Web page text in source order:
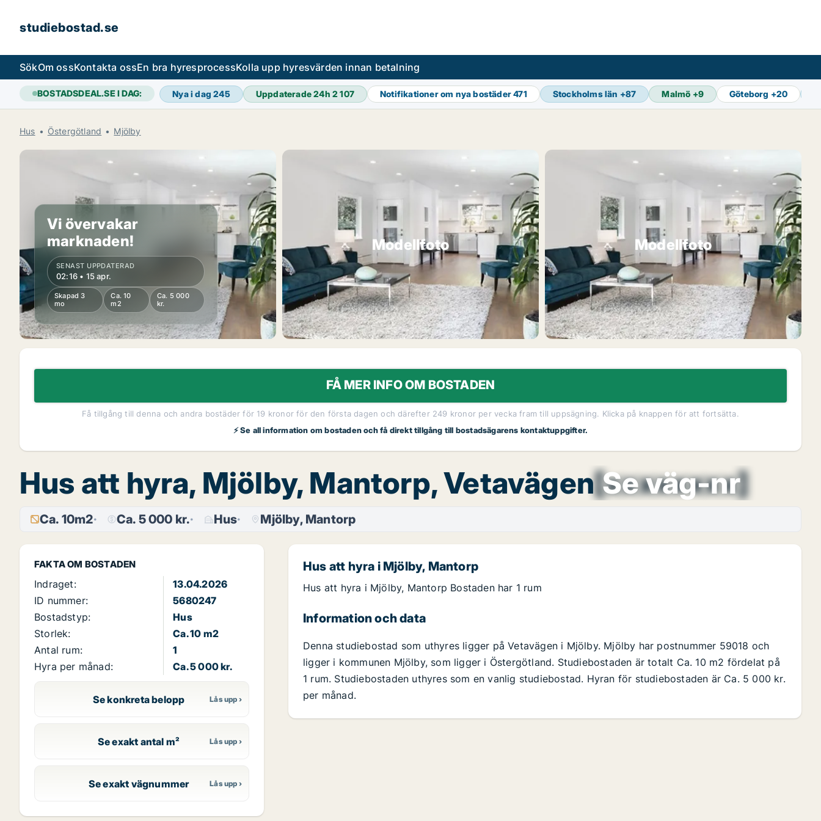
studiebostad.se
SökOm ossKontakta ossEn bra hyresprocessKolla upp hyresvärden innan betalning
BOSTADSDEAL.SE I DAG: Nya i dag245 Uppdaterade 24h2 107 Notifikationer om nya bostäder471 Stockholms län +87 Malmö +9 Göteborg +20
Hus Östergötland Mjölby
Vi övervakar
marknaden!
SENAST UPPDATERAD
02:16 • 15 apr.
Skapad 3
mo
Ca. 10
m2
Ca. 5 000
kr.
Modellfoto Modellfoto
FÅ MER INFO OM BOSTADEN
Få tillgång till denna och andra bostäder för 19 kronor för den första dagen och därefter 249 kronor per vecka fram till uppsägning. Klicka på knappen för att fortsätta.
⚡ Se all information om bostaden och få direkt tillgång till bostadsägarens kontaktuppgifter.
Hus att hyra, Mjölby, Mantorp, Vetavägen Se väg-nr
[xxxxxxxx]
Ca. 10m2 Ca. 5 000 kr. Hus Mjölby, Mantorp
FAKTA OM BOSTADEN
Indraget:
13.04.2026
ID nummer:
5680247
Bostadstyp:
Hus
Storlek:
Ca. 10 m2
Antal rum:
1
Hyra per månad:
Ca. 5 000 kr.
Se konkreta belopp
Se exakt antal m²
Se exakt vägnummer
Hus att hyra i Mjölby, Mantorp
Hus att hyra i Mjölby, Mantorp Bostaden har 1 rum
Information och data
Denna studiebostad som uthyres ligger på Vetavägen i Mjölby. Mjölby har postnummer 59018 och
ligger i kommunen Mjölby, som ligger i Östergötland. Studiebostaden är totalt Ca. 10 m2 fördelat på
1 rum. Studiebostaden uthyres som en vanlig studiebostad. Hyran för studiebostaden är Ca. 5 000 kr.
per månad.